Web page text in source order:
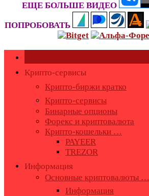
ЕЩЕ БОЛЬШЕ ВИДЕО
ПОПРОБОВАТЬ
Крипто-сервисы
Крипто-биржи кратко
Крипто-сервисы
Бинарные опционы
Форекс и криптовалюта
Крипто-кошельки …
PAYEER
TREZOR
Информация
Основные криптовалюты …
Информация